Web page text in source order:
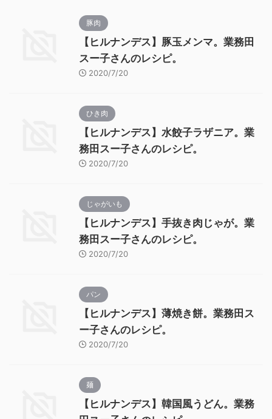
豚肉
【ヒルナンデス】豚玉メンマ。業務田
スー子さんのレシピ。
2020/7/20
ひき肉
【ヒルナンデス】水餃子ラザニア。業
務田スー子さんのレシピ。
2020/7/20
じゃがいも
【ヒルナンデス】手抜き肉じゃが。業
務田スー子さんのレシピ。
2020/7/20
パン
【ヒルナンデス】薄焼き餅。業務田ス
ー子さんのレシピ。
2020/7/20
麺
【ヒルナンデス】韓国風うどん。業務